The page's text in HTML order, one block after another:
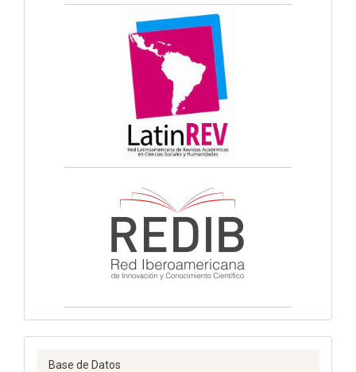
Base de Datos